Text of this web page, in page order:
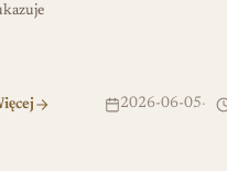
2026-06-05